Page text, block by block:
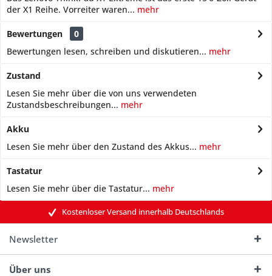
der X1 Reihe. Vorreiter waren... mehr
Bewertungen
0
Bewertungen lesen, schreiben und diskutieren... mehr
Zustand
Lesen Sie mehr über die von uns verwendeten
Zustandsbeschreibungen... mehr
Akku
Lesen Sie mehr über den Zustand des Akkus... mehr
Tastatur
Lesen Sie mehr über die Tastatur... mehr
Kostenloser Versand innerhalb Deutschlands
Newsletter
Über uns